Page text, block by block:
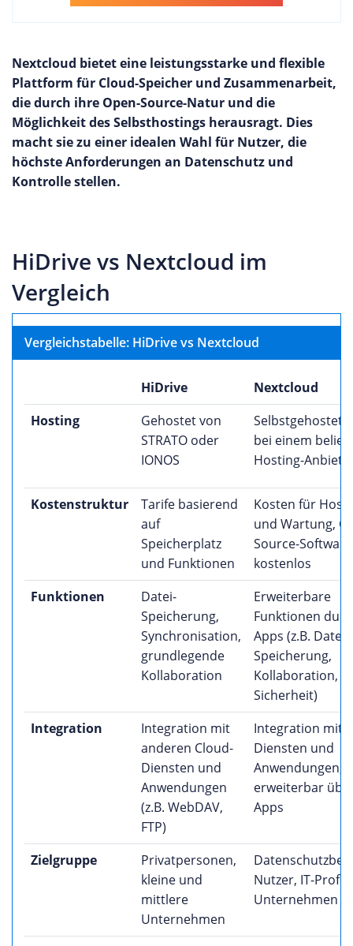
Nextcloud bietet eine leistungsstarke und flexible
Plattform für Cloud-Speicher und Zusammenarbeit,
die durch ihre Open-Source-Natur und die
Möglichkeit des Selbsthostings herausragt. Dies
macht sie zu einer idealen Wahl für Nutzer, die
höchste Anforderungen an Datenschutz und
Kontrolle stellen.
HiDrive vs Nextcloud im
Vergleich
Vergleichstabelle: HiDrive vs Nextcloud
HiDrive
Nextcloud
Hosting
Gehostet von
STRATO oder
IONOS
Selbstgehostet
bei einem
Hosting-
Kostenstruktur
Tarife basierend
auf
Speicherplatz
und Funktionen
Kosten für
und Wartung,
Source-Software
kostenlos
Funktionen
Datei-
Speicherung,
Synchronisation,
grundlegende
Kollaboration
Erweiterbare
Funktionen
Apps (z.B. Datei-
Speicherung,
Kollaboration,
Sicherheit)
Integration
Integration mit
anderen Cloud-
Diensten und
Anwendungen
(z.B. WebDAV,
FTP)
Integration mit
Diensten und
Anwendungen,
erweiterbar
Apps
Zielgruppe
Privatpersonen,
kleine und
mittlere
Unternehmen
Nutzer, IT-Profis,
Unternehmen